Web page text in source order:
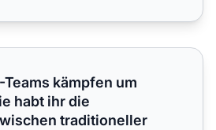
kämpfen um Prioritäten – wie
Teams kämpfen um
habt ihr die
traditioneller